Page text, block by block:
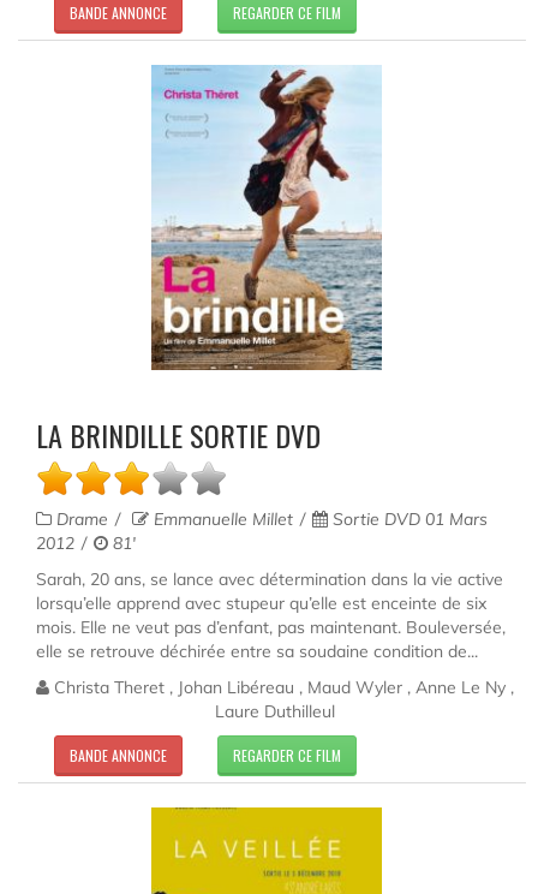
BANDE ANNONCE REGARDER CE FILM
LA BRINDILLE SORTIE DVD
Drame Emmanuelle Millet
Sortie DVD 01 Mars
2012
81'
Sarah, 20 ans, se lance avec détermination dans la vie active
lorsqu’elle apprend avec stupeur qu’elle est enceinte de six
mois. Elle ne veut pas d’enfant, pas maintenant. Bouleversée,
elle se retrouve déchirée entre sa soudaine condition de...
Christa Theret , Johan Libéreau , Maud Wyler , Anne Le Ny ,
Laure Duthilleul
BANDE ANNONCE REGARDER CE FILM